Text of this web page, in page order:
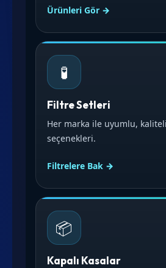
Ürünleri Gör →
🧪
Filtre Setleri
Her marka ile uyumlu,
seçenekleri.
Filtrelere Bak →
📦
Kapalı Kasalar